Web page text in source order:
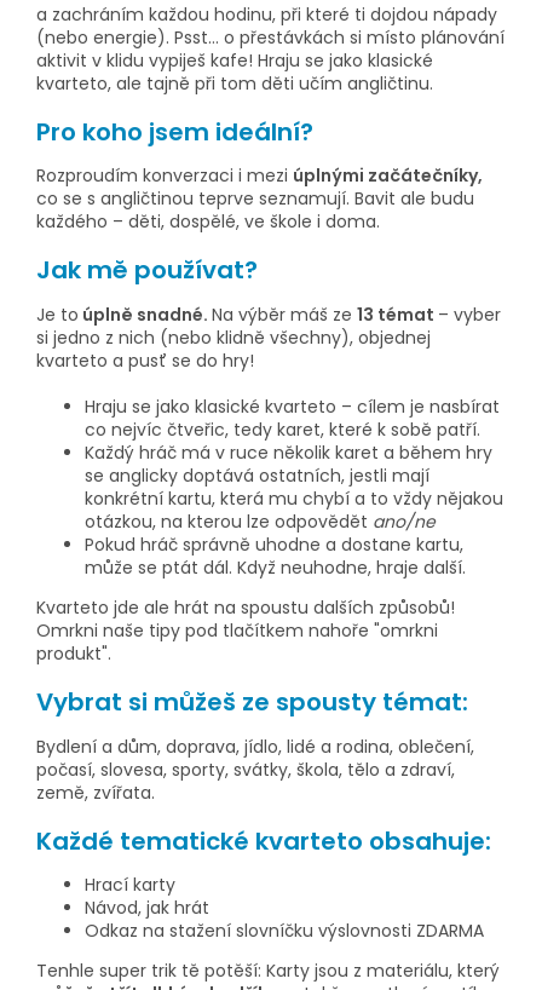
a zachráním každou hodinu, při které ti dojdou nápady
(nebo energie). Psst… o přestávkách si místo plánování
aktivit v klidu vypiješ kafe! Hraju se jako klasické
kvarteto, ale tajně při tom děti učím angličtinu.
Pro koho jsem ideální?
Rozproudím konverzaci i mezi úplnými začátečníky,
co se s angličtinou teprve seznamují. Bavit ale budu
každého – děti, dospělé, ve škole i doma.
Jak mě používat?
Je to úplně snadné. Na výběr máš ze 13 témat – vyber
si jedno z nich (nebo klidně všechny), objednej
kvarteto a pusť se do hry!
Hraju se jako klasické kvarteto – cílem je nasbírat
co nejvíc čtveřic, tedy karet, které k sobě patří.
Každý hráč má v ruce několik karet a během hry
se anglicky doptává ostatních, jestli mají
konkrétní kartu, která mu chybí a to vždy nějakou
otázkou, na kterou lze odpovědět ano/ne
Pokud hráč správně uhodne a dostane kartu,
může se ptát dál. Když neuhodne, hraje další.
Kvarteto jde ale hrát na spoustu dalších způsobů!
Omrkni naše tipy pod tlačítkem nahoře "omrkni
produkt".
Vybrat si můžeš ze spousty témat:
Bydlení a dům, doprava, jídlo, lidé a rodina, oblečení,
počasí, slovesa, sporty, svátky, škola, tělo a zdraví,
země, zvířata.
Každé tematické kvarteto obsahuje:
Hrací karty
Návod, jak hrát
Odkaz na stažení slovníčku výslovnosti ZDARMA
Tenhle super trik tě potěší: Karty jsou z materiálu, který